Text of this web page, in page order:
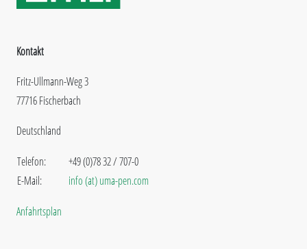
Kontakt
Fritz-Ullmann-Weg 3
77716 Fischerbach
Deutschland
Telefon:
E-Mail:
+49 (0)78 32 / 707-0
info (at) uma-pen.com
Anfahrtsplan